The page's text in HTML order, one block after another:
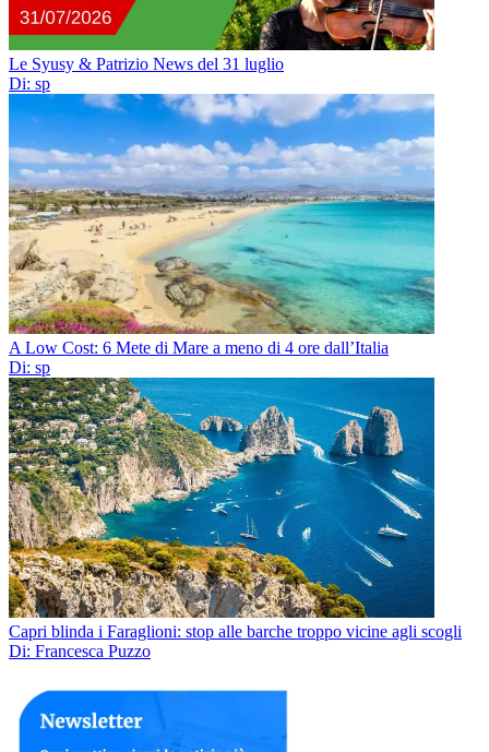
Le Syusy & Patrizio News del 31 luglio
Di: sp
A Low Cost: 6 Mete di Mare a meno di 4 ore dall’Italia
Di: sp
Capri blinda i Faraglioni: stop alle barche troppo vicine agli scogli
Di: Francesca Puzzo